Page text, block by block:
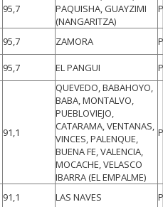
95,7
PAQUISHA, GUAYZIMI
(NANGARITZA)
95,7 ZAMORA
95,7 EL PANGUI
91,1
QUEVEDO, BABAHOYO,
BABA, MONTALVO,
PUEBLOVIEJO,
CATARAMA, VENTANAS,
VINCES, PALENQUE,
BUENA FE, VALENCIA,
MOCACHE, VELASCO
IBARRA (EL EMPALME)
91,1 LAS NAVES